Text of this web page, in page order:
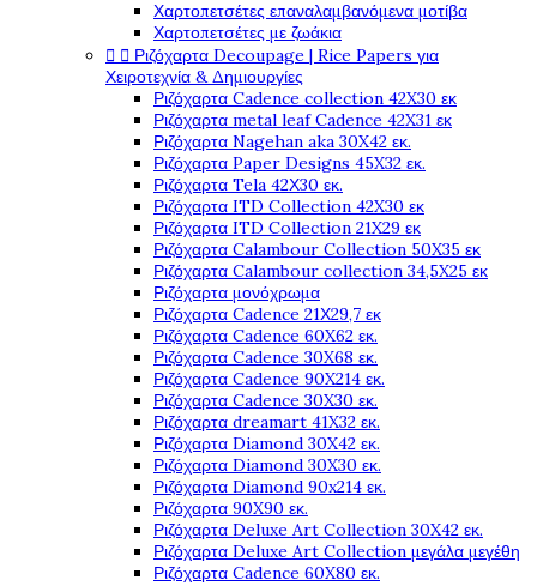
Χαρτοπετσέτες επαναλαμβανόμενα μοτίβα
Χαρτοπετσέτες με ζωάκια
  Ριζόχαρτα Decoupage | Rice Papers για
Χειροτεχνία & Δημιουργίες
Ριζόχαρτα Cadence collection 42X30 εκ
Ριζόχαρτα metal leaf Cadence 42X31 εκ
Ριζόχαρτα Nagehan aka 30X42 εκ.
Ριζόχαρτα Paper Designs 45X32 εκ.
Ριζόχαρτα Tela 42Χ30 εκ.
Ριζόχαρτα ITD Collection 42X30 εκ
Ριζόχαρτα ITD Collection 21X29 εκ
Ριζόχαρτα Calambour Collection 50X35 εκ
Ριζόχαρτα Calambour collection 34,5X25 εκ
Ριζόχαρτα μονόχρωμα
Ριζόχαρτα Cadence 21Χ29,7 εκ
Ριζόχαρτα Cadence 60X62 εκ.
Ριζόχαρτα Cadence 30X68 εκ.
Ριζόχαρτα Cadence 90X214 εκ.
Ριζόχαρτα Cadence 30X30 εκ.
Ριζόχαρτα dreamart 41X32 εκ.
Ριζόχαρτα Diamond 30X42 εκ.
Ριζόχαρτα Diamond 30X30 εκ.
Ριζόχαρτα Diamond 90x214 εκ.
Ριζόχαρτα 90X90 εκ.
Ριζόχαρτα Deluxe Art Collection 30X42 εκ.
Ριζόχαρτα Deluxe Art Collection μεγάλα μεγέθη
Ριζόχαρτα Cadence 60X80 εκ.